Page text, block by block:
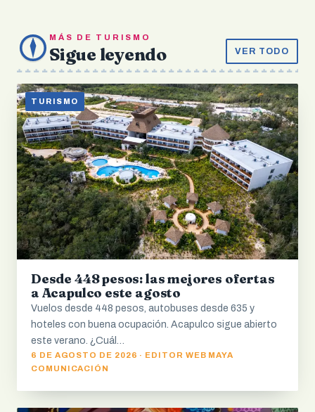
MÁS DE TURISMO
Sigue leyendo VER TODO
TURISMO
Desde 448 pesos: las mejores ofertas
a Acapulco este agosto
Vuelos desde 448 pesos, autobuses desde 635 y
hoteles con buena ocupación. Acapulco sigue abierto
este verano. ¿Cuál…
6 DE AGOSTO DE 2026 · EDITOR WEB MAYA
COMUNICACIÓN